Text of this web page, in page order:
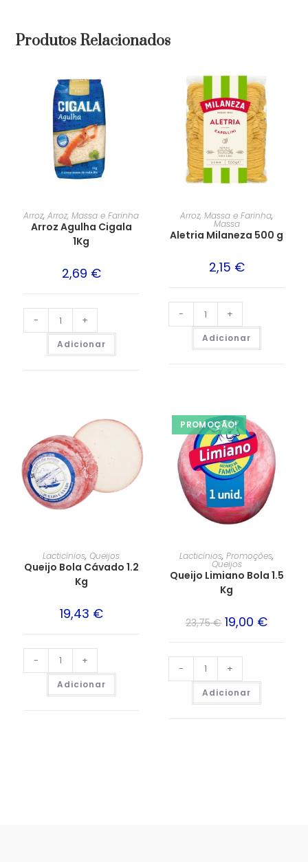
Produtos Relacionados
Arroz,Arroz, Massa e Farinha
Arroz Agulha Cigala
1Kg
2,69 €
- +
Adicionar
Arroz, Massa e Farinha,
Massa
Aletria Milaneza 500 g
2,15 €
- +
Adicionar
Lacticínios,Queijos
Queijo Bola Cávado 1.2
Kg
19,43 €
- +
Adicionar
PROMOÇÃO!
Lacticínios,Promoções,
Queijos
Queijo Limiano Bola 1.5
Kg
23,75€ 19,00 €
- +
Adicionar